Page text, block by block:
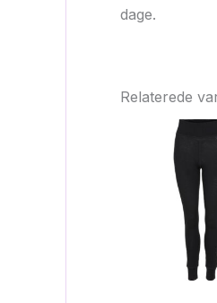
dage.
Relaterede